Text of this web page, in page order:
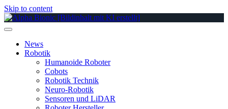
Skip to content
News
Robotik
Humanoide Roboter
Cobots
Robotik Technik
Neuro-Robotik
Sensoren und LiDAR